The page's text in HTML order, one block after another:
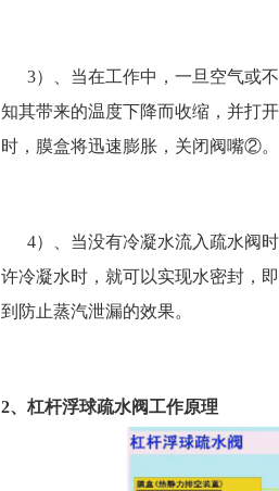
3）、当在工作中，一旦空气或
知其带来的温度下降而收缩，并打
时，膜盒将迅速膨胀，关闭阀嘴②。
4）、当没有冷凝水流入疏水阀
许冷凝水时，就可以实现水密封，
到防止蒸汽泄漏的效果。
2、杠杆浮球疏水阀工作原理